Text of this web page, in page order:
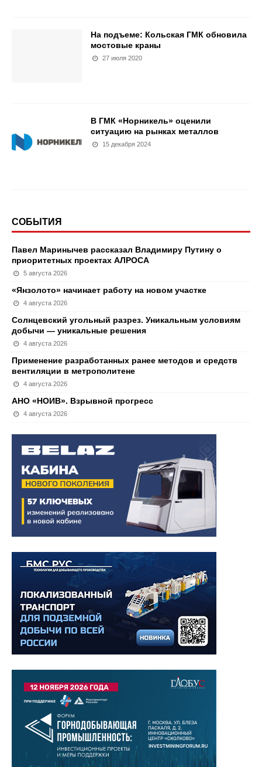
На подъеме: Кольская ГМК обновила
мостовые краны
27 июля 2020
В ГМК «Норникель» оценили
ситуацию на рынках металлов
15 декабря 2024
СОБЫТИЯ
Павел Маринычев рассказал Владимиру Путину о
приоритетных проектах АЛРОСА
5 августа 2026
«Янзолото» начинает работу на новом участке
4 августа 2026
Солнцевский угольный разрез. Уникальным условиям
добычи — уникальные решения
4 августа 2026
Применение разработанных ранее методов и средств
вентиляции в метрополитене
4 августа 2026
АНО «НОИВ». Взрывной прогресс
4 августа 2026